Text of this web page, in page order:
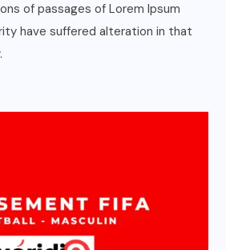
of passages of Lorem Ipsum
have suffered alteration in that